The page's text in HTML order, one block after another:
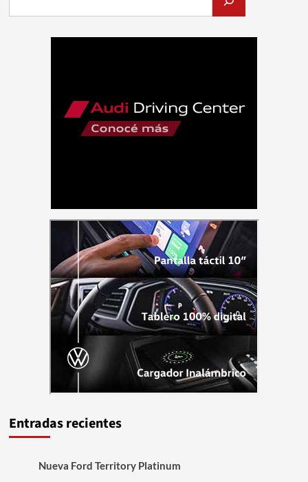
Entradas recientes
Nueva Ford Territory Platinum